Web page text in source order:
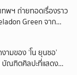
ทพฯ ถ่ายทอดเรื่องราว
Green จาก
มของ ‘โน ยุนซอ’
บัณฑิตศิลปะที่แสดง